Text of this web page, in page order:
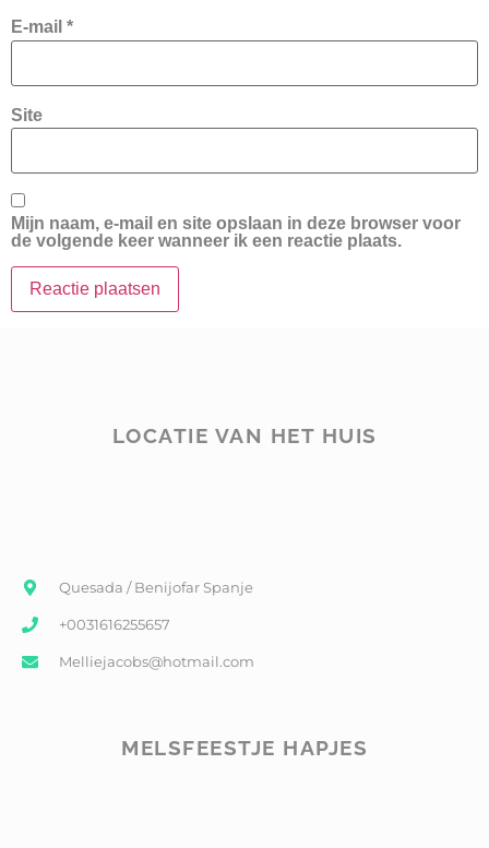
E-mail *
Site
Mijn naam, e-mail en site opslaan in deze browser voor
de volgende keer wanneer ik een reactie plaats.
LOCATIE VAN HET HUIS
Quesada / Benijofar Spanje
+0031616255657
Melliejacobs@hotmail.com
MELSFEESTJE HAPJES